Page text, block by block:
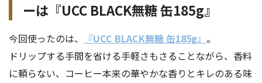
ーは『UCC BLACK無糖 缶185g』
今回使ったのは、 『UCC BLACK無糖 缶185g』 。
ドリップする手間を省ける手軽さもさることながら、香料
に頼らない、コーヒー本来の華やかな香りとキレのある味